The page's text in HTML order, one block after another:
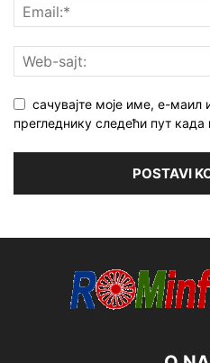
сачувајте моје име, е-маил
прегледнику следећи пут